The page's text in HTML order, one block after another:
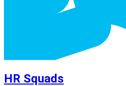
HR Squads